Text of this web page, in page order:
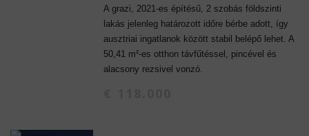
A grazi, 2021-es építésű, 2 szobás földszinti
lakás jelenleg határozott időre bérbe adott, így
ausztriai ingatlanok között stabil belépő lehet. A
50,41 m²-es otthon távfűtéssel, pincével és
alacsony rezsivel vonzó.